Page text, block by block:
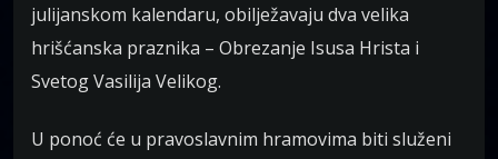
julijanskom kalendaru, obilježavaju dva velika
hrišćanska praznika – Obrezanje Isusa Hrista i
Svetog Vasilija Velikog.
U ponoć će u pravoslavnim hramovima biti služeni